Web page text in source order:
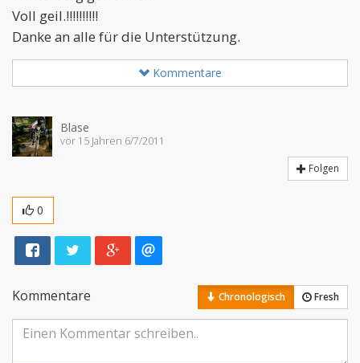
Voll geil.!!!!!!!!!!
Danke an alle für die Unterstützung.
Kommentare
Blase
vor 15 Jahren 6/7/2011
Folgen
0
Kommentare Chronologisch Fresh